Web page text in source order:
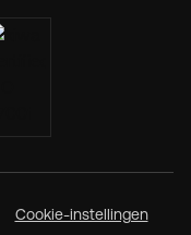
Cookie-instellingen